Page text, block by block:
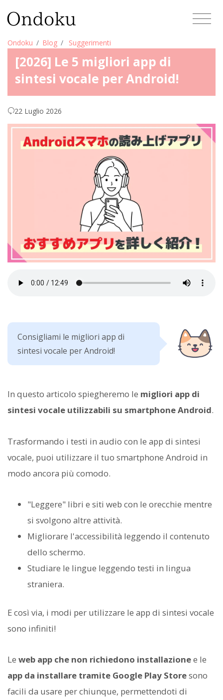
Ondoku Blog Suggerimenti
[2026] Le 5 migliori app di
sintesi vocale per Android!
22 Luglio 2026
Consigliami le migliori app di
sintesi vocale per Android!
In questo articolo spiegheremo le migliori app di
sintesi vocale utilizzabili su smartphone Android.
Trasformando i testi in audio con le app di sintesi
vocale, puoi utilizzare il tuo smartphone Android in
modo ancora più comodo.
"Leggere" libri e siti web con le orecchie mentre
si svolgono altre attività.
Migliorare l'accessibilità leggendo il contenuto
dello schermo.
Studiare le lingue leggendo testi in lingua
straniera.
E così via, i modi per utilizzare le app di sintesi vocale
sono infiniti!
Le web app che non richiedono installazionee le
app da installare tramite Google Play Storesono
facili da usare per chiunque, permettendoti di